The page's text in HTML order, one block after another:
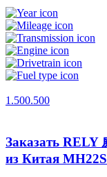
1.500.500
Заказать RELY
из Китая